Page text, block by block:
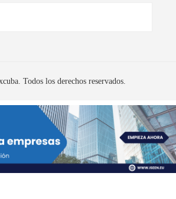
Todos los derechos reservados.